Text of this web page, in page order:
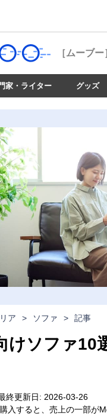
［ムーブー
家・ライター グッズ
ア > ソファ > 記事
けソファ10
終更新日: 2026-03-26
入すると、売上の一部が